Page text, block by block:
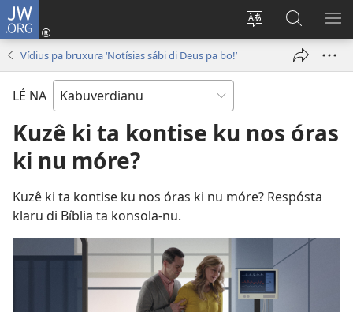
JW.ORG
Troka
Entra
(abri
Faze
piskiza
na
Vídius pa bruxura ‘Notísias sábi di Deus pa bo!’
LÉ NA
Kuzê ki ta kontise ku nos óras
ki nu móre?
Kuzê ki ta kontise ku nos óras ki nu móre? Respósta
klaru di Bíblia ta konsola-nu.